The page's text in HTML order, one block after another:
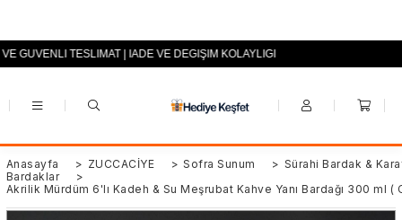
+90 (0553) 694 94 70
GÜVENLİ TESLİMAT | İADE VE DEĞİŞİM KOLAYLIĞI
Anasayfa > ZÜCCACİYE > Sofra Sunum > Sürahi Bardak &
Bardaklar
>
Akrilik Mürdüm 6'lı Kadeh & Su Meşrubat Kahve Yanı Bardağı 300 ml (